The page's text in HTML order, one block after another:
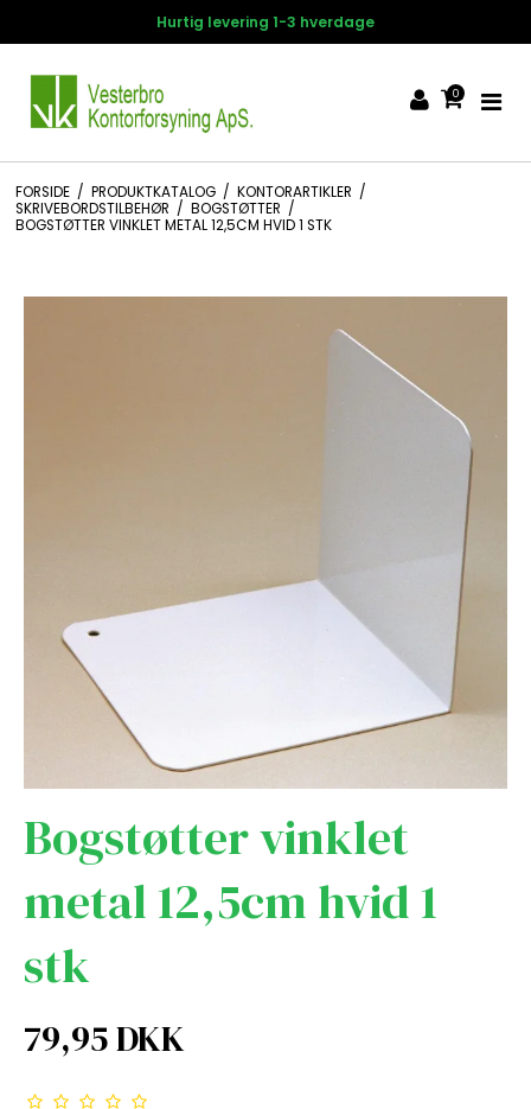
14 dages fortrydelsesret
0
FORSIDE / PRODUKTKATALOG / KONTORARTIKLER /
SKRIVEBORDSTILBEHØR / BOGSTØTTER /
BOGSTØTTER VINKLET METAL 12,5CM HVID 1 STK
Bogstøtter vinklet
metal 12,5cm hvid 1
stk
79,95 DKK